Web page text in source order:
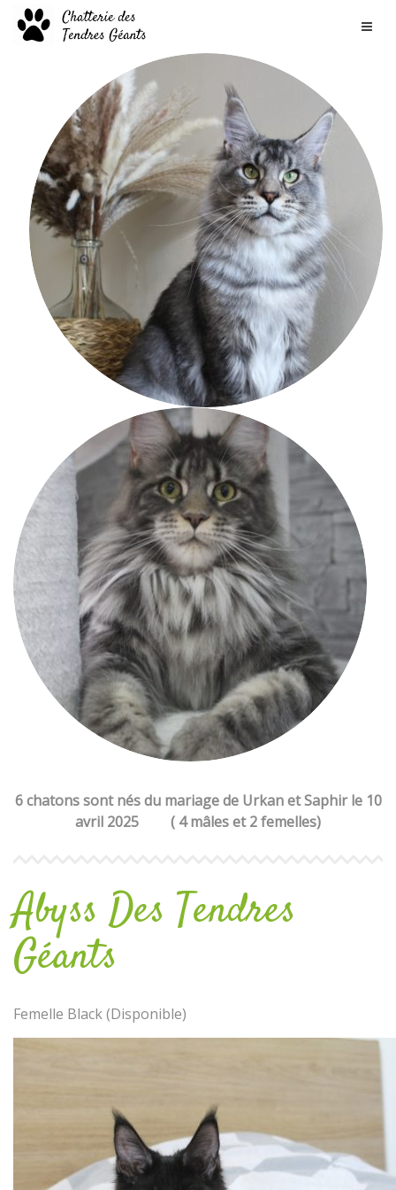
6 chatons sont nés du mariage de Urkan et Saphir le 10
avril 2025 ( 4 mâles et 2 femelles)
Abyss Des Tendres
Géants
Femelle Black (Disponible)